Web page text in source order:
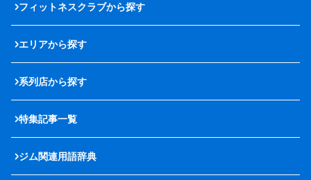
フィットネスクラブから探す
エリアから探す
系列店から探す
特集記事一覧
ジム関連用語辞典